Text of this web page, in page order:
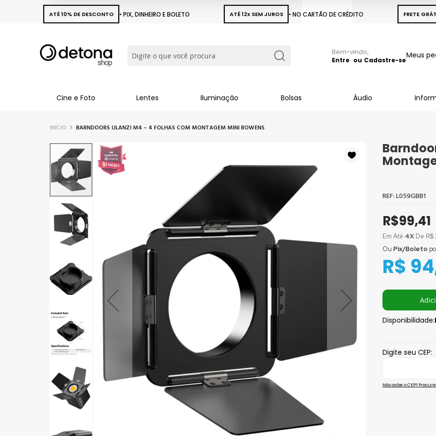
ATÉ 10% DE DESCONTO • PIX, DINHEIRO E BOLETO ATÉ 12x SEM JUROS • NO CARTÃO DE CRÉDITO FRETE
Busca
Meus
Pular
para
Entre Cadastre-se
Cine e Foto Lentes Iluminação Bolsas Áudio
INÍCIO BARNDOORS ULANZI M4 – 4 FOLHAS COM MONTAGEM MINI BOWENS
L059GBB1
R$99,41
Em Até 4X De R$
Ou em até1x
Ou em até2x
Ou em até
R$
Ou Pix/Boleto
Disponibilidade:
Digite seu CEP:
Não sabe o CEP?
Pular
para
o
final
da
Galeria
imagens